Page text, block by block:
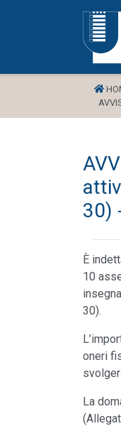
30)
È
10
30).
oneri
La